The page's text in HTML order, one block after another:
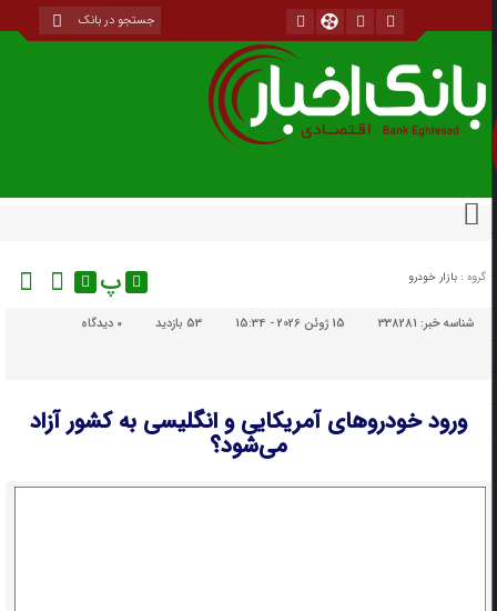
گروه : بازار خودرو پ
شناسه خبر:338281 15 ژوئن 2026 - 15:34 53 بازدید دیدگاه
ورود خودروهای آمریکایی و انگلیسی به کشور آزاد
می‌شود؟